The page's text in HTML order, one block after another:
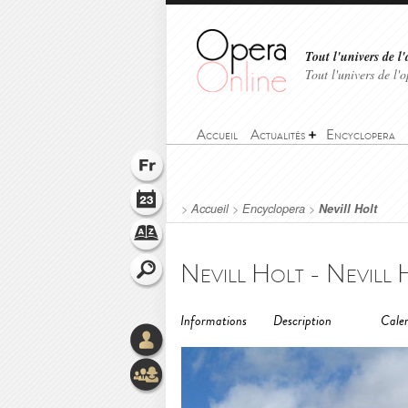
Tout l'univers de
Tout l'univers de
Accueil Actualités Encyclopera
>Accueil> Encyclopera > Nevill Holt
Nevill Holt - Nevill
Informations Description